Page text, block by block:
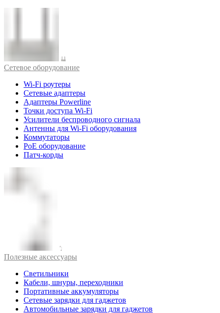
Cетевое оборудование
Wi-Fi роутеры
Сетевые адаптеры
Адаптеры Powerline
Точки доступа Wi-Fi
Усилители беспроводного сигнала
Антенны для Wi-Fi оборудования
Коммутаторы
PoE оборудование
Патч-корды
Полезные аксессуары
Светильники
Кабели, шнуры, переходники
Портативные аккумуляторы
Сетевые зарядки для гаджетов
Автомобильные зарядки для гаджетов